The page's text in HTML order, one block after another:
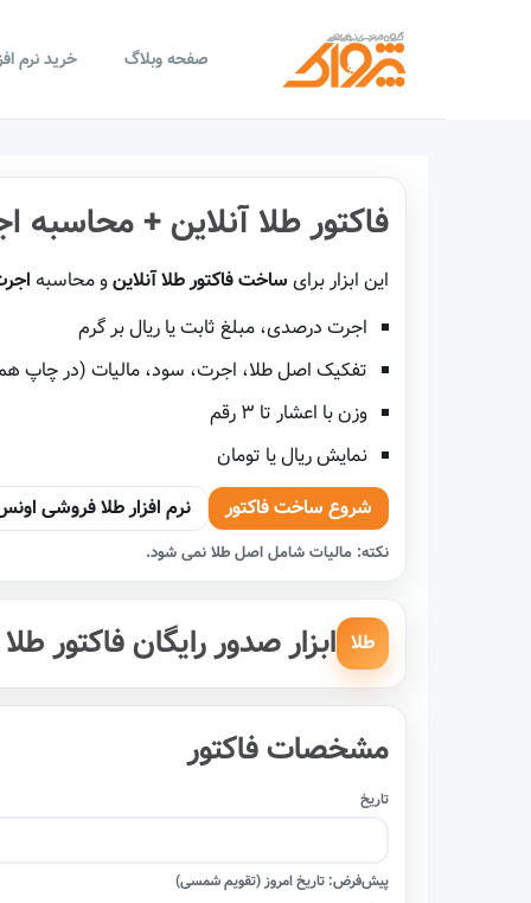
صفحه وبلاگ خرید نرم
فاکتور طلا آنلاین + محاسبه
این ابزار برای ساخت فاکتور طلا آنلاینو محاسبه
اجرت درصدی، مبلغ ثابت یا ریال بر گرم
تفکیک اصل طلا، اجرت، سود، مالیات (در چاپ
وزن با اعشار تا ۳ رقم
نمایش ریال یا تومان
شروع ساخت فاکتور
نرم افزار طلا فروشی
نکته: مالیات شامل اصل طلا نمی شود.
طلا ابزار صدور رایگان فاکتور
مشخصات فاکتور
تاریخ
پیش‌فرض: تاریخ امروز (تقویم شمسی)